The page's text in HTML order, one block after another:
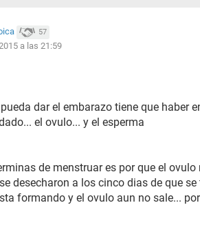
57
a las 21:59
dar el embarazo tiene que haber
el ovulo... y el esperma
de menstruar es por que el
desecharon a los cinco dias de que
formando y el ovulo aun no sale...